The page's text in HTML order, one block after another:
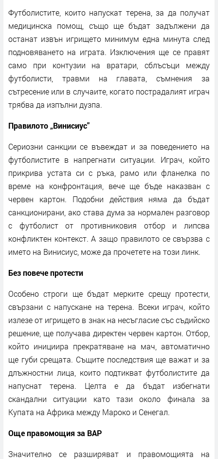
Футболистите, които напускат терена, за да получат
медицинска помощ, също ще бъдат задължени да
останат извън игрището минимум една минута след
подновяването на играта. Изключения ще се правят
само при контузии на вратари, сблъсъци между
футболисти, травми на главата, съмнения за
сътресение или в случаите, когато пострадалият играч
трябва да изпълни дузпа.
Правилото „Винисиус"
Сериозни санкции се въвеждат и за поведението на
футболистите в напрегнати ситуации. Играч, който
прикрива устата си с ръка, рамо или фланелка по
време на конфронтация, вече ще бъде наказван с
червен картон. Подобни действия няма да бъдат
санкционирани, ако става дума за нормален разговор
с футболист от противниковия отбор и липсва
конфликтен контекст. А защо правилото се свързва с
името на Винисиус, може да прочетете на този линк.
Без повече протести
Особено строги ще бъдат мерките срещу протести,
свързани с напускане на терена. Всеки играч, който
излезе от игрището в знак на несъгласие със съдийско
решение, ще получава директен червен картон. Отбор,
който инициира прекратяване на мач, автоматично
ще губи срещата. Същите последствия ще важат и за
длъжностни лица, които подтикват футболистите да
напуснат терена. Целта е да бъдат избегнати
скандални ситуации като тази около финала за
Купата на Африка между Мароко и Сенегал.
Още правомощия за ВАР
Значително се разширяват и правомощията на